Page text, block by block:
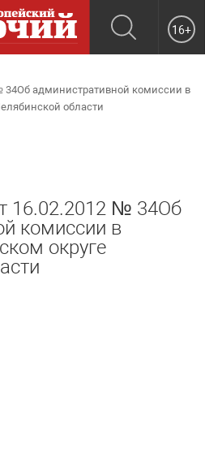
16+
34Об административной комиссии в
области
16.02.2012 № 34Об
комиссии в
округе